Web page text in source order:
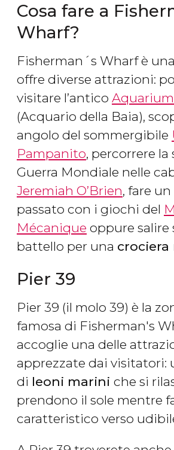
Cosa fare a
Wharf?
Fisherman´s Wharf è
offre diverse attrazioni:
visitare l’antico
(Acquario della Baia),
angolo del sommergibile
Pampanito, percorrere la
Guerra Mondiale nelle
Jeremiah O’Brien, fare
passato con i giochi del
Mécanique oppure salire
battello per una crociera
Pier 39
Pier 39 (il molo 39) è la
famosa di Fisherman's
accoglie una delle
apprezzate dai visitatori:
di leoni marini che si
prendono il sole mentre
caratteristico verso